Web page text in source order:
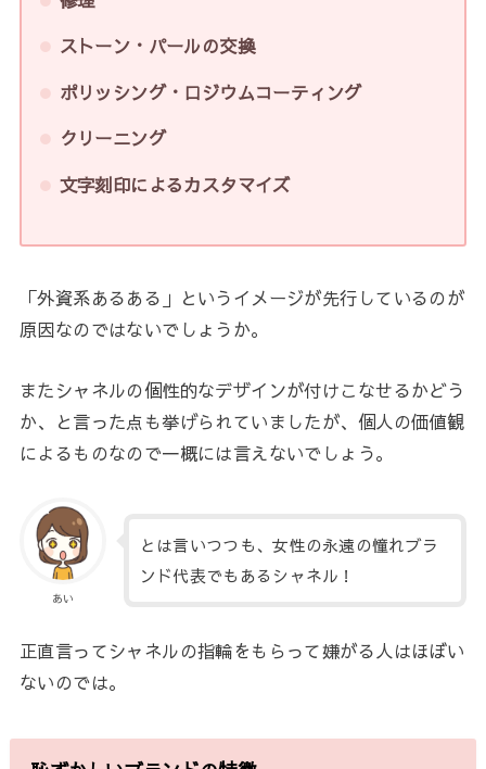
ストーン・パールの交換
ポリッシング・ロジウムコーティング
クリーニング
文字刻印によるカスタマイズ
「外資系あるある」というイメージが先行しているのが
原因なのではないでしょうか。
またシャネルの個性的なデザインが付けこなせるかどう
か、と言った点も挙げられていましたが、個人の価値観
によるものなので一概には言えないでしょう。
あい
とは言いつつも、女性の永遠の憧れブラ
ンド代表でもあるシャネル！
正直言ってシャネルの指輪をもらって嫌がる人はほぼい
ないのでは。